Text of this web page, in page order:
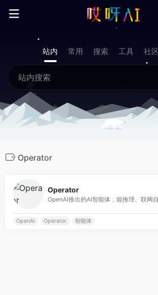
站内 常用 搜索 工具 社区
Operator
Operator
OpenAI推出的AI智能体，能推理、联网
OpenAI Operator 智能体